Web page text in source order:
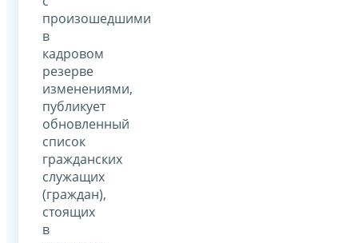
произошедшими
в
кадровом
резерве
изменениями,
публикует
обновленный
список
гражданских
служащих
(граждан),
стоящих
в